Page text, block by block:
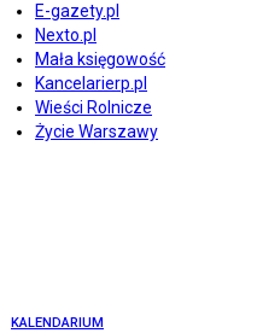
E-gazety.pl
Nexto.pl
Mała księgowość
Kancelarierp.pl
Wieści Rolnicze
Życie Warszawy
KALENDARIUM